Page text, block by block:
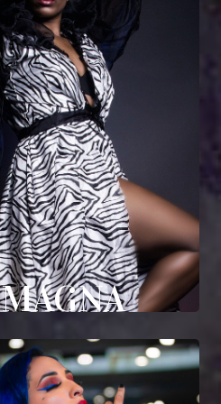
MAGNA